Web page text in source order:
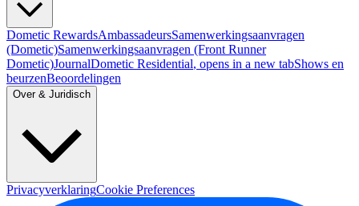
Dometic RewardsAmbassadeursSamenwerkingsaanvragen
(Dometic)Samenwerkingsaanvragen (Front Runner
Dometic)JournalDometic Residential, opens in a new tabShows en
beurzenBeoordelingen
Over & Juridisch
PrivacyverklaringCookie Preferences